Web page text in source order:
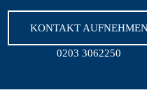
KONTAKT
0203 3062250